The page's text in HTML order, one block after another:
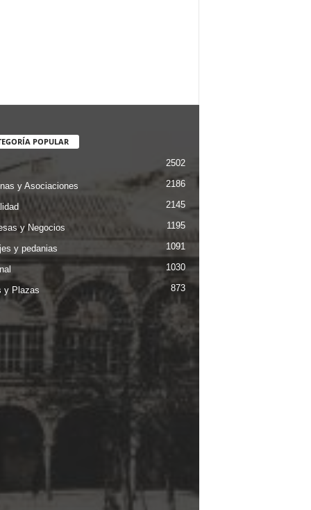
POPULAR
2502
y Asociaciones 2186
2145
y Negocios 1195
y pedanias 1091
1030
y Plazas 873